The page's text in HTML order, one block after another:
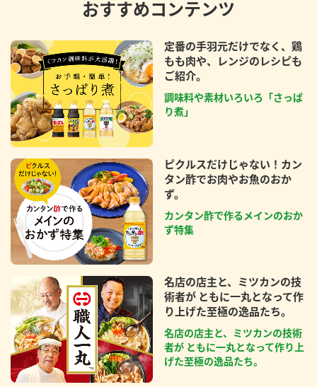
おすすめコンテンツ
定番の手羽元だけでなく、鶏
もも肉や、レンジのレシピも
ご紹介。
調味料や素材いろいろ「さっぱ
り煮」
ピクルスだけじゃない！カン
タン酢でお肉やお魚のおか
ず。
カンタン酢で作るメインのおか
ず特集
名店の店主と、ミツカンの技
術者が ともに一丸となって作
り上げた至極の逸品たち。
名店の店主と、ミツカンの技術
者が ともに一丸となって作り上
げた至極の逸品たち。